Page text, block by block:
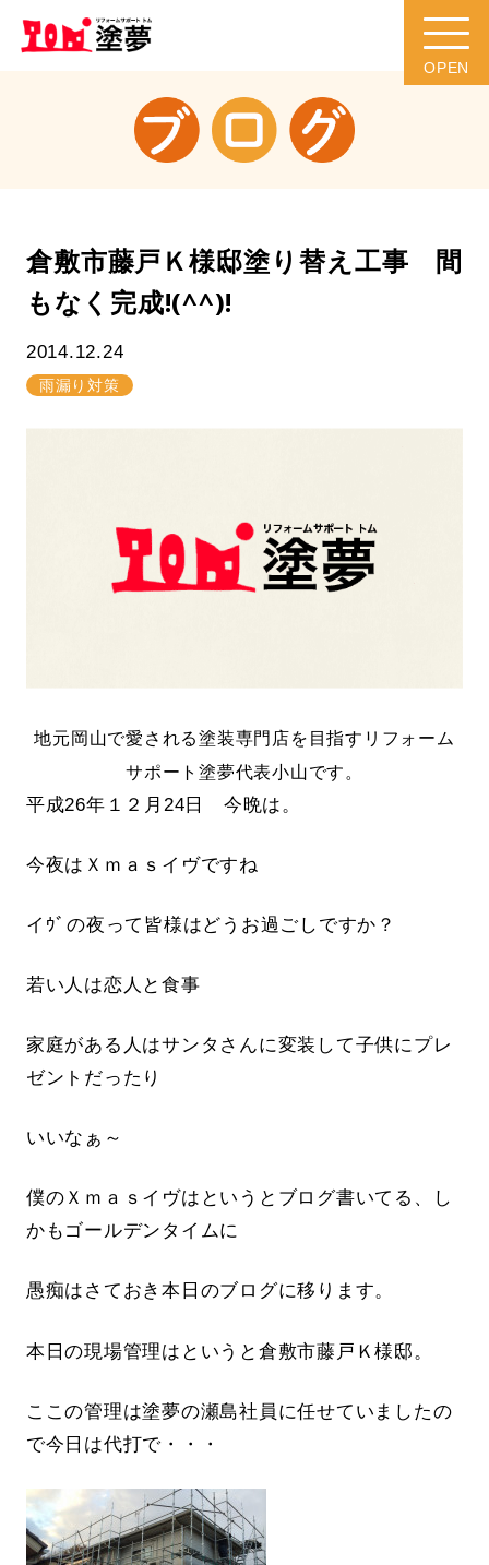
倉敷市藤戸Ｋ様邸塗り替え工事 間
もなく完成!(^^)!
2014.12.24
雨漏り対策
地元岡山で愛される塗装専門店を目指すリフォーム
サポート塗夢代表小山です。
平成26年１２月24日 今晩は。
今夜はＸｍａｓイヴですね
イｳﾞの夜って皆様はどうお過ごしですか？
若い人は恋人と食事
家庭がある人はサンタさんに変装して子供にプレ
ゼントだったり
いいなぁ～
僕のＸｍａｓイヴはというとブログ書いてる、し
かもゴールデンタイムに
愚痴はさておき本日のブログに移ります。
本日の現場管理はというと倉敷市藤戸Ｋ様邸。
ここの管理は塗夢の瀬島社員に任せていましたの
で今日は代打で・・・